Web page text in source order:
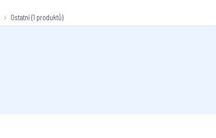
Ostatní(1 produktů)